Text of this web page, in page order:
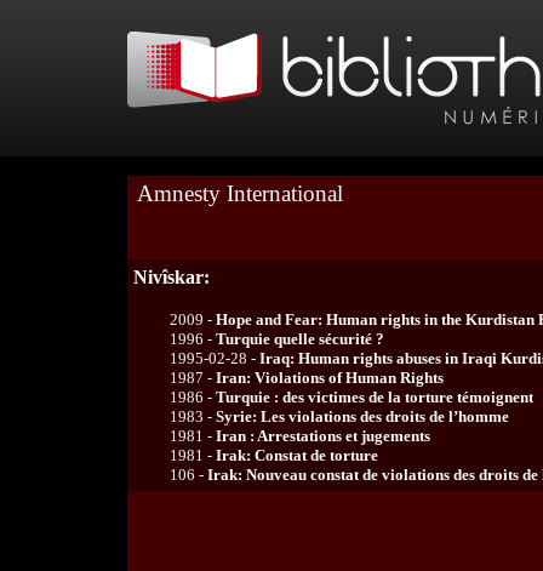
Amnesty International
Nivîskar:
2009 - Hope and Fear: Human rights in the Kurdistan
1996 - Turquie quelle sécurité ?
1995-02-28 - Iraq: Human rights abuses in Iraqi
1987 - Iran: Violations of Human Rights
1986 - Turquie : des victimes de la torture témoignent
1983 - Syrie: Les violations des droits de l’homme
1981 - Iran : Arrestations et jugements
1981 - Irak: Constat de torture
106 - Irak: Nouveau constat de violations des droits de